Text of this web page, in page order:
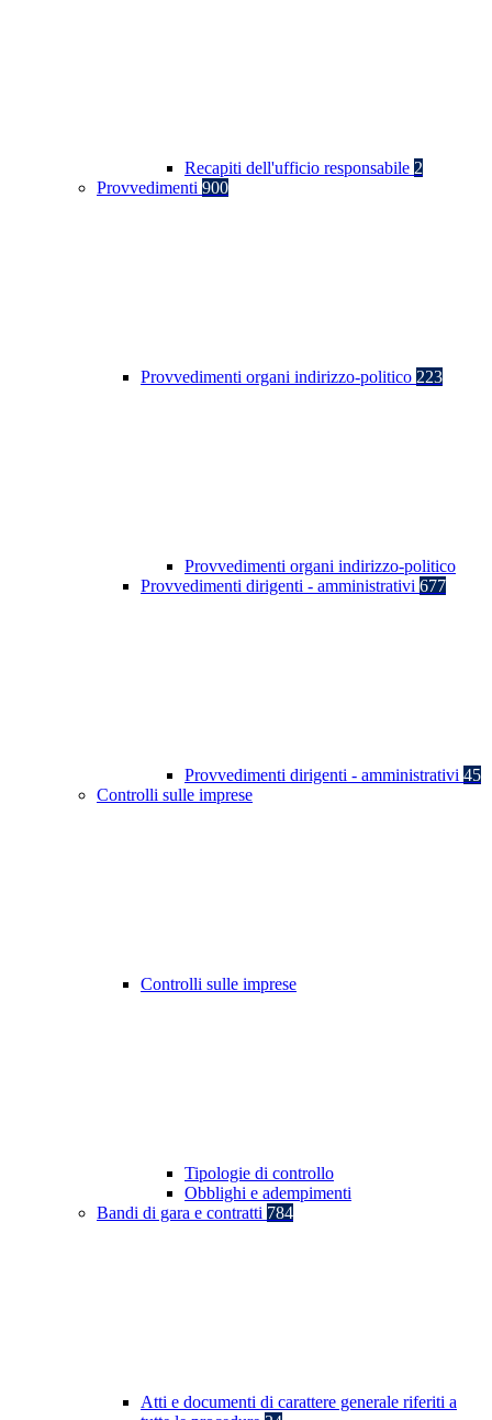
Recapiti dell'ufficio responsabile 2
Provvedimenti 900
Provvedimenti organi indirizzo-politico 223
Provvedimenti organi indirizzo-politico
Provvedimenti dirigenti - amministrativi 677
Provvedimenti dirigenti - amministrativi 45
Controlli sulle imprese
Controlli sulle imprese
Tipologie di controllo
Obblighi e adempimenti
Bandi di gara e contratti 784
Atti e documenti di carattere generale riferiti a